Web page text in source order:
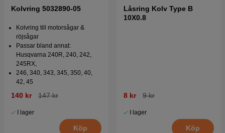
Kolvring 5032890-05
Kolvring till motorsågar &
röjsågar
Passar bland annat:
Husqvarna 240R, 240, 242,
245RX,
246, 340, 343, 345, 350, 40,
42, 45
140 kr 147 kr
I lager
Köp
Låsring Kolv Type B
10X0.8
8 kr 9 kr
I lager
Köp